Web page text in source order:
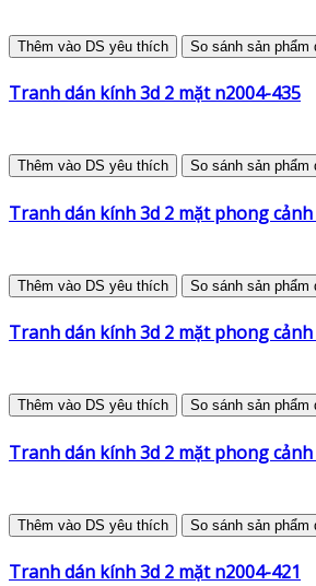
Thêm vào DS yêu thích So sánh sản phẩm
Tranh dán kính 3d 2 mặt n2004-435
Thêm vào DS yêu thích So sánh sản phẩm
Tranh dán kính 3d 2 mặt phong cảnh
Thêm vào DS yêu thích So sánh sản phẩm
Tranh dán kính 3d 2 mặt phong cảnh
Thêm vào DS yêu thích So sánh sản phẩm
Tranh dán kính 3d 2 mặt phong
Thêm vào DS yêu thích So sánh sản phẩm
Tranh dán kính 3d 2 mặt n2004-421